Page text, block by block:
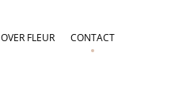
OVER FLEUR CONTACT